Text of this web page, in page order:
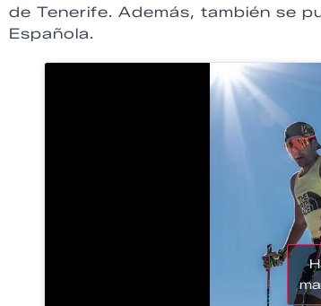
de Tenerife. Además, también se
Española.